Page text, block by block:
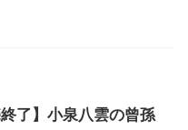
終了】小泉八雲の曾孫